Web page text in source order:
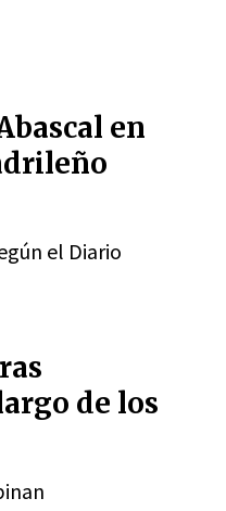
en
el Diario
de los